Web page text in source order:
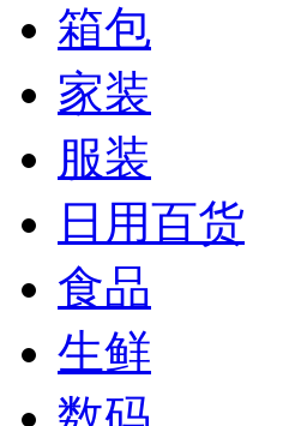
箱包
家装
服装
日用百货
食品
生鲜